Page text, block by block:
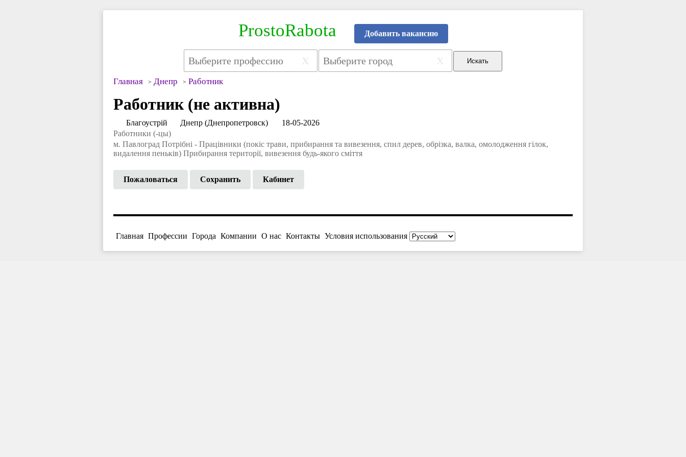
ProstoRabota Добавить вакансию
X X
Главная Днепр Работник
Работник (не активна)
Благоустрій Днепр (Днепропетровск)
18-05-2026
Работники (-цы)
м. Павлоград Потрібні - Працівники (покіс трави, прибирання та вивезення, спил дерев, обрізка, валка, омолодження гілок,
видалення пеньків) Прибирання території, вивезення будь-якого сміття
Пожаловаться Сохранить Кабинет
Главная Профессии Города Компании О нас Контакты Условия использования